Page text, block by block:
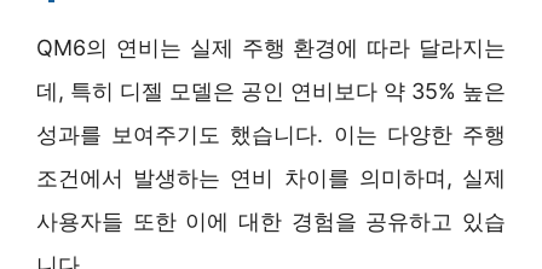
QM6의 연비는 실제 주행 환경에 따라 달라지는
데, 특히 디젤 모델은 공인 연비보다 약 35% 높은
성과를 보여주기도 했습니다. 이는 다양한 주행
조건에서 발생하는 연비 차이를 의미하며, 실제
사용자들 또한 이에 대한 경험을 공유하고 있습